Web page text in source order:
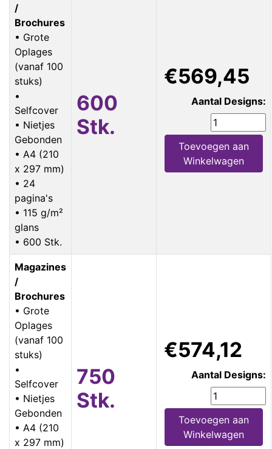
/
Brochures
• Grote
Oplages
(vanaf 100
stuks)
•
Selfcover
• Nietjes
Gebonden
• A4 (210
x 297 mm)
• 24
pagina's
• 115 g/m²
glans
• 600 Stk.
600
Stk.
€569,45
Aantal Designs:
Toevoegen aan
Winkelwagen
Magazines
/
Brochures
• Grote
Oplages
(vanaf 100
stuks)
•
Selfcover
• Nietjes
Gebonden
• A4 (210
x 297 mm)
750
Stk.
€574,12
Aantal Designs:
Toevoegen aan
Winkelwagen